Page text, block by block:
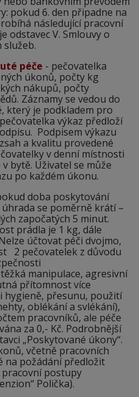
pokud 6. den připadne na
následující pracovní
odstavec V. Smlouvy o
služeb.
péče - pečovatelka
úkonů, počty kg
nákupů, počty
Záznamy se vedou do
který je podkladem pro
výkaz předloží
Podpisem výkazu
a kvalitu provedené
v denní místnosti
bytě. Uživatel se může
po každém úkonu.
doba poskytování
se poměrně krátí –
započatých 5 minut.
prádla je 1 kg, dále
účtovat péči dvojmo,
2 pečovatelek z důvodu
manipulace, agresivní
přítomnost více
hygieně, přesunu, použití
oblékání a svlékání),
pracovníků, ale péče
za 0,- Kč. Podrobnější
„Poskytované úkony“.
včetně pracovních
na požádání předložit
postupy
Polička).